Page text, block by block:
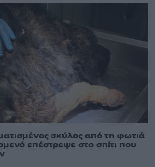
σκύλος από τη φωτιά
επέστρεψε στο σπίτι που